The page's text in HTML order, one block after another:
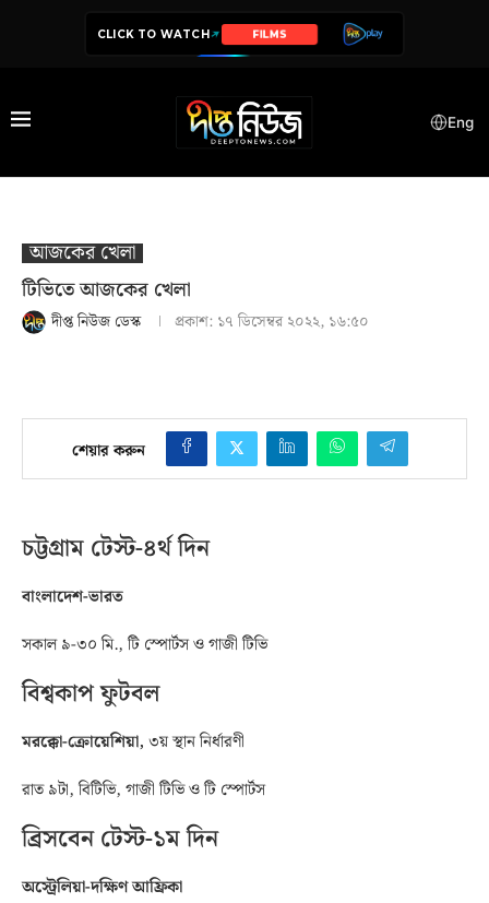
CLICK TO WATCH SERIES
Eng
আজকের খেলা
টিভিতে আজকের খেলা
দীপ্ত নিউজ ডেস্ক প্রকাশ: ১৭ ডিসেম্বর ২০২২, ১৬:৫০
শেয়ার করুন
চট্টগ্রাম টেস্ট-৪র্থ দিন
বাংলাদেশ-ভারত
সকাল ৯-৩০ মি., টি স্পোর্টস ও গাজী টিভি
বিশ্বকাপ ফুটবল
মরক্কো-ক্রোয়েশিয়া, ৩য় স্থান নির্ধারণী
রাত ৯টা, বিটিভি, গাজী টিভি ও টি স্পোর্টস
ব্রিসবেন টেস্ট-১ম দিন
অস্ট্রেলিয়া-দক্ষিণ আফ্রিকা